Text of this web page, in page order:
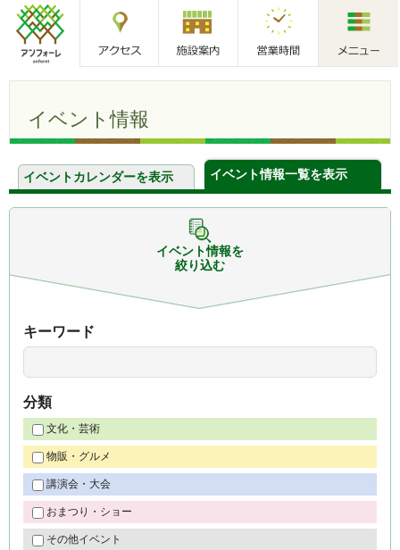
アンフォーレ 施設案内 営業時間
イベント情報
イベントカレンダーを表示 イベント情報一覧を表示
イベント情報を
絞り込む
キーワード
分類
文化・芸術
物販・グルメ
講演会・大会
おまつり・ショー
その他イベント